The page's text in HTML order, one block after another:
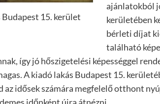
Budapest 15. kerület
ajánlatokból
kerületében
bérleti díjat
található
így jó hőszigetelési képességgel
A kiadó lakás Budapest 15.
az idősek számára megfelelő otthont